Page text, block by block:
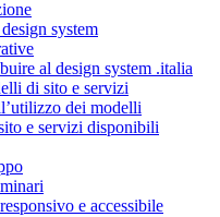
system
al design system .italia
di sito e servizi
dei modelli
e servizi disponibili
e accessibile